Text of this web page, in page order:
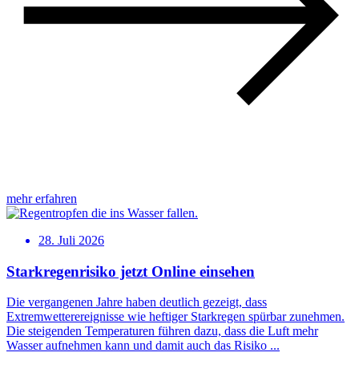
mehr erfahren
28. Juli 2026
Starkregenrisiko jetzt Online einsehen
Die vergangenen Jahre haben deutlich gezeigt, dass
Extremwetterereignisse wie heftiger Starkregen spürbar zunehmen.
Die steigenden Temperaturen führen dazu, dass die Luft mehr
Wasser aufnehmen kann und damit auch das Risiko ...